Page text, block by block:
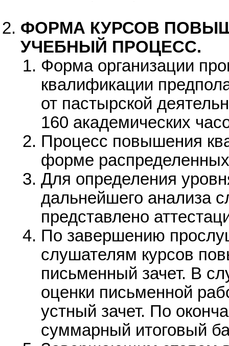
ФОРМА КУРСОВ
УЧЕБНЫЙ ПРОЦЕСС.
Форма организации
квалификации
от пастырской
160 академических
Процесс повышения
форме
Для определения
дальнейшего анализа
представлено
По завершению
слушателям курсов
письменный зачет. В
оценки письменной
устный зачет. По
суммарный итоговый